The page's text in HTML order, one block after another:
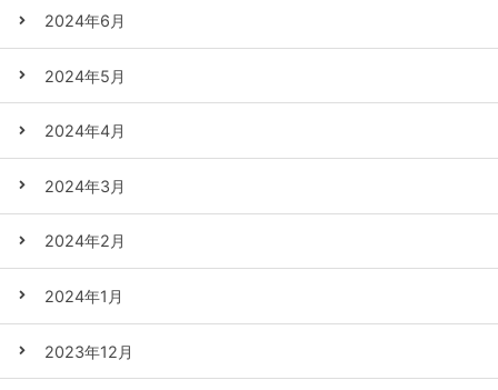
2024年6月
2024年5月
2024年4月
2024年3月
2024年2月
2024年1月
2023年12月